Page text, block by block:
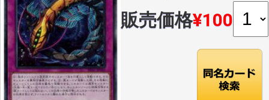
販売価格¥100